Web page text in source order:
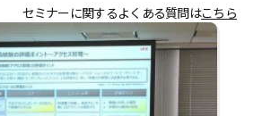
セミナーに関するよくある質問はこちら